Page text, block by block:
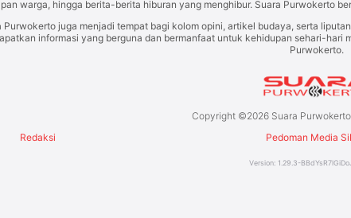
warga, hingga berita-berita hiburan yang menghibur. Suara Purwokerto
juga menjadi tempat bagi kolom opini, artikel budaya, serta
informasi yang berguna dan bermanfaat untuk kehidupan sehari-
Purwokerto.
Copyright ©2026 Suara
Redaksi
Pedoman Media
Version: 1.29.3-